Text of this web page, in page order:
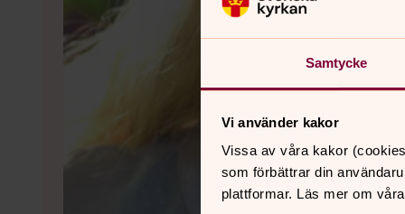
Samtycke
Vi använder kakor
Vissa av våra kakor
som förbättrar din
plattformar. Läs mer om